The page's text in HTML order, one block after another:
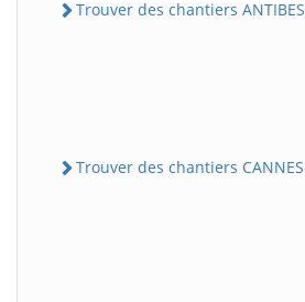
Trouver des chantiers ANTIBES
Trouver des chantiers CANNES